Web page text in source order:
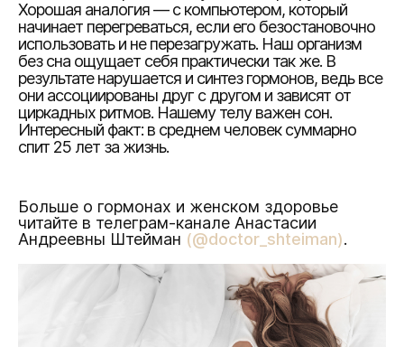
Хорошая аналогия — с компьютером, который
начинает перегреваться, если его безостановочно
использовать и не перезагружать. Наш организм
без сна ощущает себя практически так же. В
результате нарушается и синтез гормонов, ведь все
они ассоциированы друг с другом и зависят от
циркадных ритмов. Нашему телу важен сон.
Интересный факт: в среднем человек суммарно
спит 25 лет за жизнь.
Больше о гормонах и женском здоровье
читайте в телеграм-канале Анастасии
Андреевны Штейман (@doctor_shteiman).